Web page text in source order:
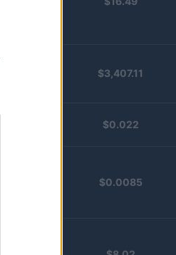
XOR $3,407.11
$0.022
$0.0085